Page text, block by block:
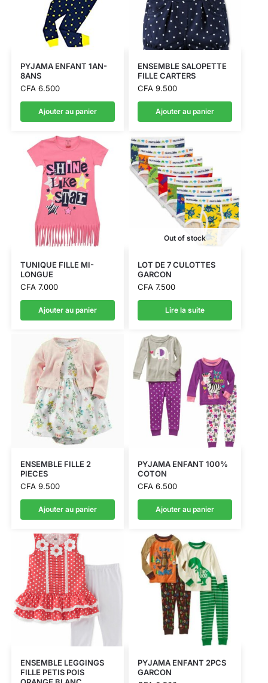
PYJAMA ENFANT 1AN-
8ANS
CFA6.500
Ajouter au panier
ENSEMBLE SALOPETTE
FILLE CARTERS
CFA9.500
Ajouter au panier
TUNIQUE FILLE MI-
LONGUE
CFA7.000
Ajouter au panier
Out of stock
LOT DE 7 CULOTTES
GARCON
CFA7.500
Lire la suite
ENSEMBLE FILLE 2
PIECES
CFA9.500
Ajouter au panier
PYJAMA ENFANT 100%
COTON
CFA6.500
Ajouter au panier
ENSEMBLE LEGGINGS
FILLE PETIS POIS
PYJAMA ENFANT 2PCS
GARCON